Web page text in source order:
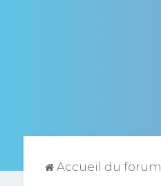
Accueil du forum